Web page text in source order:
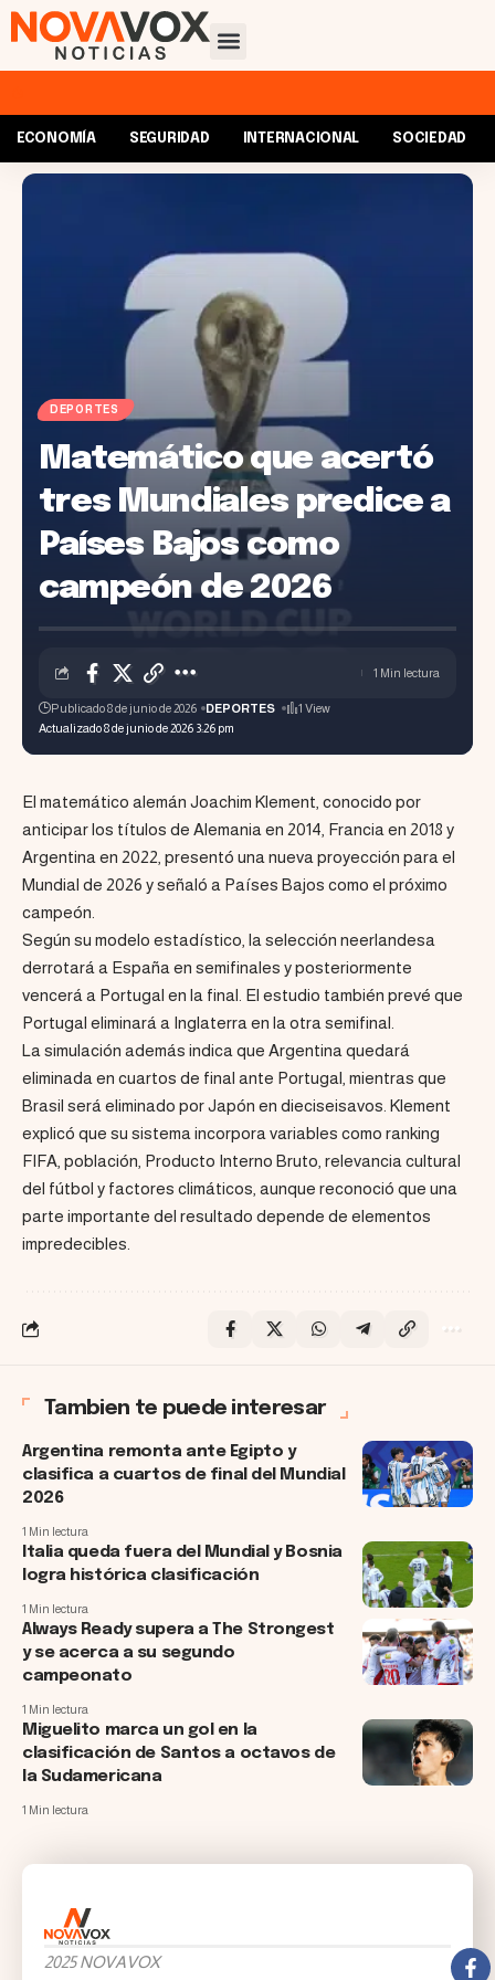
ECONOMÍA SEGURIDAD INTERNACIONAL SOCIEDAD
DEPORTES
Matemático que acertó
tres Mundiales predice a
Países Bajos como
campeón de 2026
Actualizado 8 de junio de 2026 3:26 pm
Publicado 8 de junio de 2026 DEPORTES 1 View
1 Min lectura
El matemático alemán Joachim Klement, conocido por
anticipar los títulos de Alemania en 2014, Francia en 2018 y
Argentina en 2022, presentó una nueva proyección para el
Mundial de 2026 y señaló a Países Bajos como el próximo
campeón.
Según su modelo estadístico, la selección neerlandesa
derrotará a España en semifinales y posteriormente
vencerá a Portugal en la final. El estudio también prevé que
Portugal eliminará a Inglaterra en la otra semifinal.
La simulación además indica que Argentina quedará
eliminada en cuartos de final ante Portugal, mientras que
Brasil será eliminado por Japón en dieciseisavos. Klement
explicó que su sistema incorpora variables como ranking
FIFA, población, Producto Interno Bruto, relevancia cultural
del fútbol y factores climáticos, aunque reconoció que una
parte importante del resultado depende de elementos
impredecibles.
Tambien te puede interesar
Argentina remonta ante Egipto y
clasifica a cuartos de final del Mundial
2026
1 Min lectura
Italia queda fuera del Mundial y Bosnia
logra histórica clasificación
1 Min lectura
Always Ready supera a The Strongest
y se acerca a su segundo
campeonato
1 Min lectura
Miguelito marca un gol en la
clasificación de Santos a octavos de
la Sudamericana
1 Min lectura
2025 NOVAVOX